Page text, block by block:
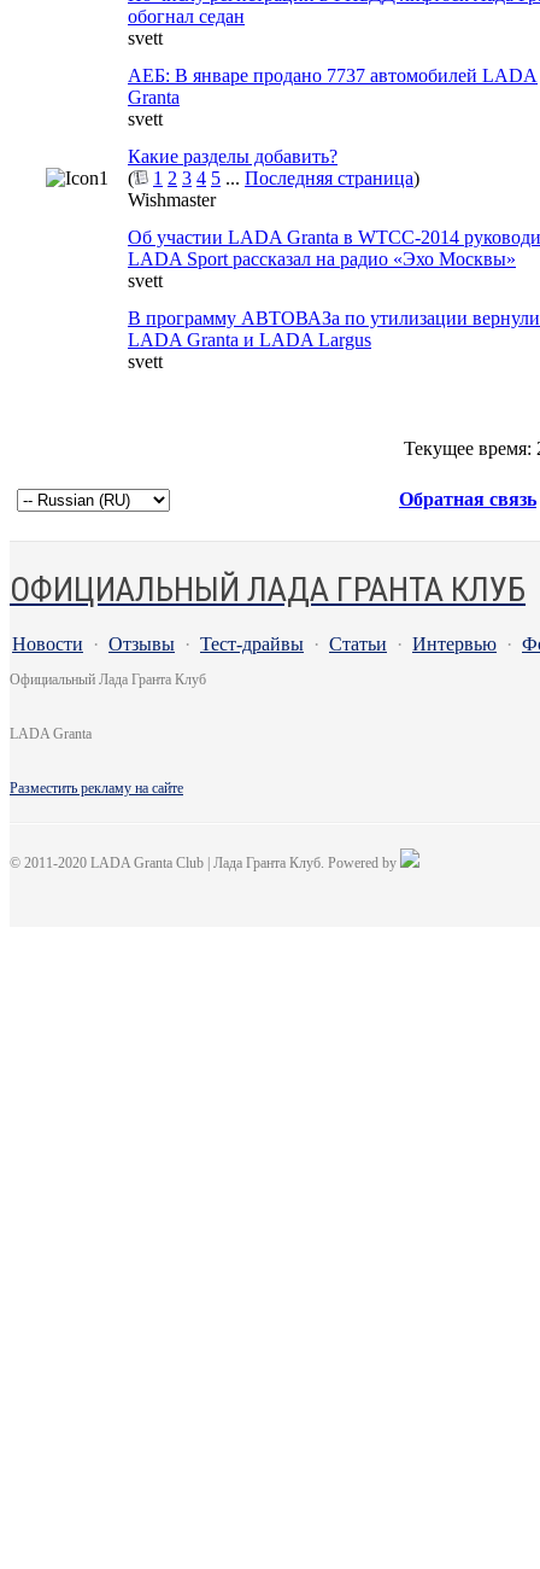
обогнал седан
svett
АЕБ: В январе продано 7737 автомобилей LADA
Granta
svett
Какие разделы добавить?
(
1 2 3 4 5 ... Последняя страница)
Wishmaster
Об участии LADA Granta в WTCC-2014
LADA Sport рассказал на радио «Эхо Москвы»
svett
В программу АВТОВАЗа по утилизации
LADA Granta и LADA Largus
svett
Текущее время:
Обратная связь
ОФИЦИАЛЬНЫЙ ЛАДА ГРАНТА КЛУБ
Новости · Отзывы · Тест-драйвы · Статьи · Интервью ·
Официальный Лада Гранта Клуб
LADA Granta
Разместить рекламу на сайте
© 2011-2020 LADA Granta Club | Лада Гранта Клуб. Powered by